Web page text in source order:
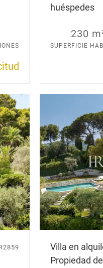
huéspedes
230 m
SUPERFICIE
Villa en
Propiedad